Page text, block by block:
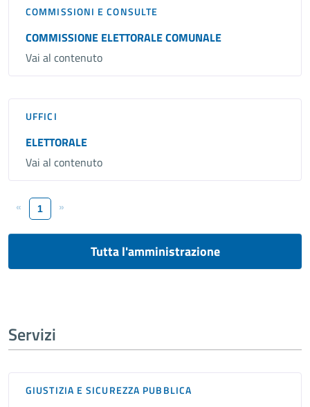
COMMISSIONI E CONSULTE
COMMISSIONE ELETTORALE COMUNALE
Vai al contenuto
UFFICI
ELETTORALE
Vai al contenuto
« 1 »
Tutta l'amministrazione
Servizi
GIUSTIZIA E SICUREZZA PUBBLICA